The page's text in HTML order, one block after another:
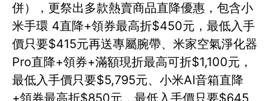
併），更祭出多款熱賣商品直降優惠，包含小
米手環 4直降+領券最高折$450元，最低入手
價只要$415元再送專屬腕帶、米家空氣淨化器
Pro直降+領券+滿額現折最高可折$1,100元，
最低入手價只要$5,795元、小米AI音箱直降
+領券最高折$850元，最低入手價只要$645